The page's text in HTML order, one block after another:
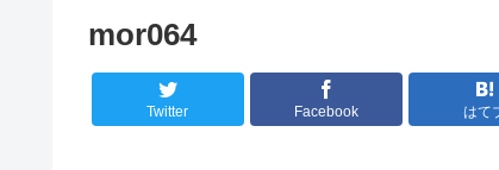
mor064
Twitter Facebook はて